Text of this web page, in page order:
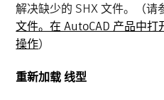
解决缺少的 SHX 文件。（请
文件。在 AutoCAD 产品中
操作）
重新加载 线型